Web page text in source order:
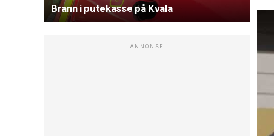
Brann i putekasse på Kvala
ANNONSE